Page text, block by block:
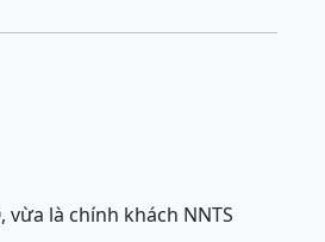
là chính khách NNTS